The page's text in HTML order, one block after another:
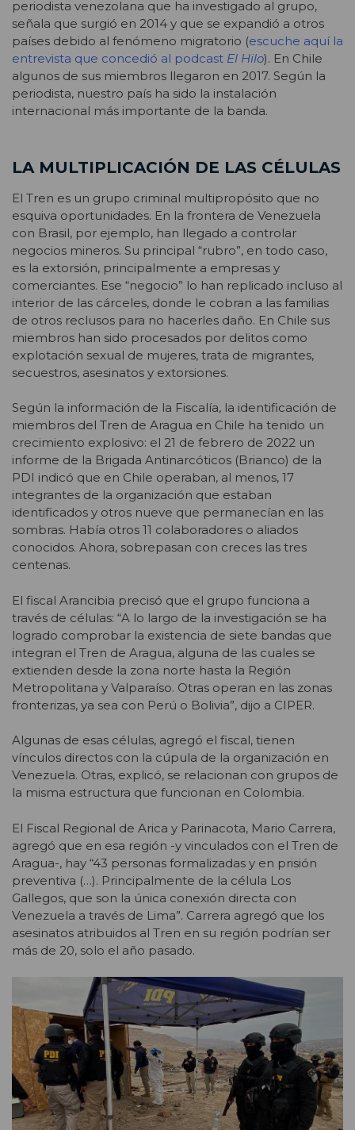
periodista venezolana que ha investigado al grupo,
señala que surgió en 2014 y que se expandió a otros
países debido al fenómeno migratorio (escuche aquí la
entrevista que concedió al podcast El Hilo). En Chile
algunos de sus miembros llegaron en 2017. Según la
periodista, nuestro país ha sido la instalación
internacional más importante de la banda.
LA MULTIPLICACIÓN DE LAS CÉLULAS
El Tren es un grupo criminal multipropósito que no
esquiva oportunidades. En la frontera de Venezuela
con Brasil, por ejemplo, han llegado a controlar
negocios mineros. Su principal “rubro”, en todo caso,
es la extorsión, principalmente a empresas y
comerciantes. Ese “negocio” lo han replicado incluso al
interior de las cárceles, donde le cobran a las familias
de otros reclusos para no hacerles daño. En Chile sus
miembros han sido procesados por delitos como
explotación sexual de mujeres, trata de migrantes,
secuestros, asesinatos y extorsiones.
Según la información de la Fiscalía, la identificación de
miembros del Tren de Aragua en Chile ha tenido un
crecimiento explosivo: el 21 de febrero de 2022 un
informe de la Brigada Antinarcóticos (Brianco) de la
PDI indicó que en Chile operaban, al menos, 17
integrantes de la organización que estaban
identificados y otros nueve que permanecían en las
sombras. Había otros 11 colaboradores o aliados
conocidos. Ahora, sobrepasan con creces las tres
centenas.
El fiscal Arancibia precisó que el grupo funciona a
través de células: “A lo largo de la investigación se ha
logrado comprobar la existencia de siete bandas que
integran el Tren de Aragua, alguna de las cuales se
extienden desde la zona norte hasta la Región
Metropolitana y Valparaíso. Otras operan en las zonas
fronterizas, ya sea con Perú o Bolivia”, dijo a CIPER.
Algunas de esas células, agregó el fiscal, tienen
vínculos directos con la cúpula de la organización en
Venezuela. Otras, explicó, se relacionan con grupos de
la misma estructura que funcionan en Colombia.
El Fiscal Regional de Arica y Parinacota, Mario Carrera,
agregó que en esa región -y vinculados con el Tren de
Aragua-, hay “43 personas formalizadas y en prisión
preventiva (…). Principalmente de la célula Los
Gallegos, que son la única conexión directa con
Venezuela a través de Lima”. Carrera agregó que los
asesinatos atribuidos al Tren en su región podrían ser
más de 20, solo el año pasado.